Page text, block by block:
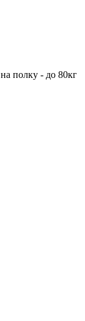
полку - до 80кг